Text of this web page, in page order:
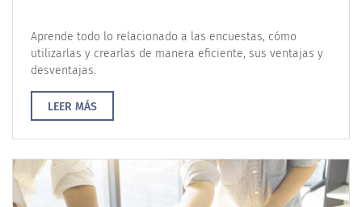
Aprende todo lo relacionado a las encuestas, cómo
utilizarlas y crearlas de manera eficiente, sus ventajas y
desventajas.
LEER MÁS